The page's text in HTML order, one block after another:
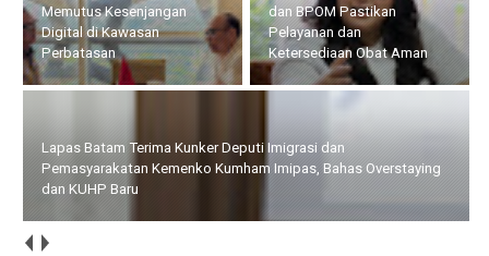
dan BPOM Pastikan
Pelayanan dan
Ketersediaan Obat Aman
Pemasyarakatan Kemenko
Kumham Imipas, Bahas
Overstaying dan KUHP Baru
Bupati Bersama Wabup Natuna Hadiri Kegiatan Bakti Sosial
yang Digelar Tower Bersama Group